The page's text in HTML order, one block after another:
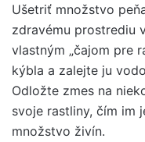
Ušetriť množstvo
zdravému prostrediu
vlastným „čajom pre
kýbla a zalejte ju
Odložte zmes na
svoje rastliny, čím im
množstvo živín.